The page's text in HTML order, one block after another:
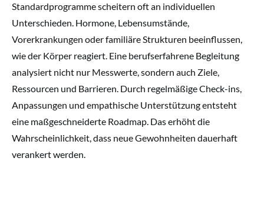
Standardprogramme scheitern oft an individuellen
Unterschieden. Hormone, Lebensumstände,
Vorerkrankungen oder familiäre Strukturen beeinflussen,
wie der Körper reagiert. Eine berufserfahrene Begleitung
analysiert nicht nur Messwerte, sondern auch Ziele,
Ressourcen und Barrieren. Durch regelmäßige Check-ins,
Anpassungen und empathische Unterstützung entsteht
eine maßgeschneiderte Roadmap. Das erhöht die
Wahrscheinlichkeit, dass neue Gewohnheiten dauerhaft
verankert werden.